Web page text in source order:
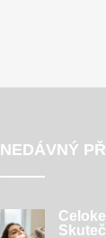
NEDÁVNÝ